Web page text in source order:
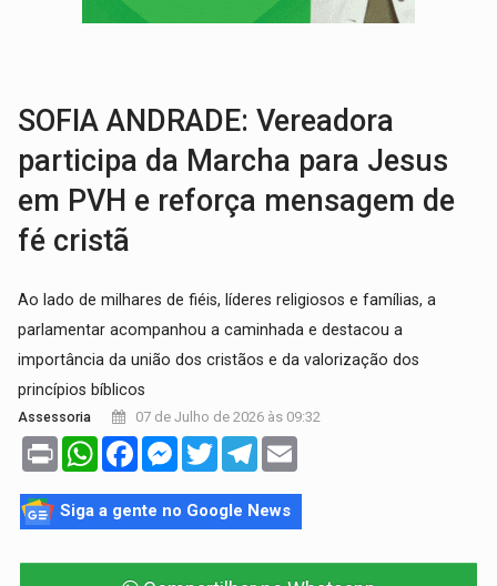
PF ESTÁ APURANDO: Flávio Bolsonaro escolhe Alfredo Gaspar como vice, alvo de
SOFIA ANDRADE: Vereadora
participa da Marcha para Jesus
em PVH e reforça mensagem de
fé cristã
Ao lado de milhares de fiéis, líderes religiosos e famílias, a
parlamentar acompanhou a caminhada e destacou a
importância da união dos cristãos e da valorização dos
princípios bíblicos
Assessoria 07 de Julho de 2026 às 09:32
Print WhatsAppFacebookMessenger
TwitterTelegram
Siga a gente no Google News